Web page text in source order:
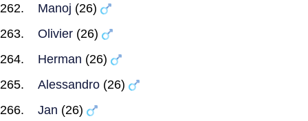
Manoj (26)
Olivier (26)
Herman (26)
Alessandro (26)
Jan (26)